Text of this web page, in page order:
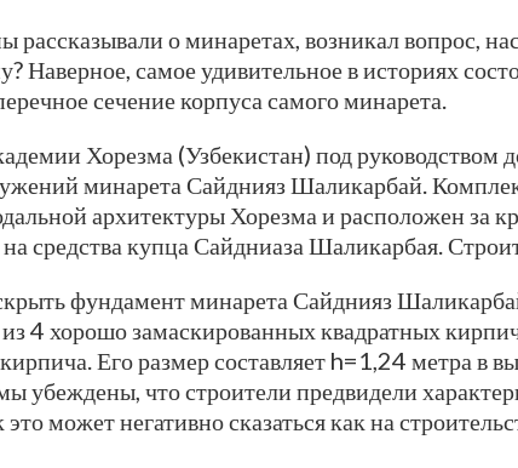
рассказывали о минаретах, возникал вопрос,
самое удивительное в историях
сечение корпуса самого минарета.
Хорезма (Узбекистан) под руководством
минарета Сайднияз Шаликарбай.
архитектуры Хорезма и расположен
средства купца Сайдниаза Шаликарбая.
фундамент минарета Сайднияз
4 хорошо замаскированных квадратных
Его размер составляет h=1,24 метра в
убеждены, что строители предвидели
может негативно сказаться как на